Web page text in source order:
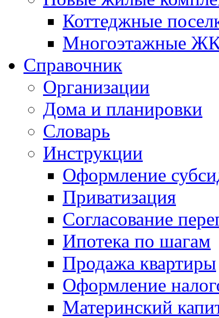
Коттеджные
Многоэтажные
Справочник
Организации
Дома и планировки
Словарь
Инструкции
Оформление
Приватизация
Согласование
Ипотека по шагам
Продажа квартиры
Оформление
Материнский